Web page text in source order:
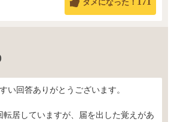
タメになった！
い回答ありがとうございます。
転居していますが、届を出した覚えがあ